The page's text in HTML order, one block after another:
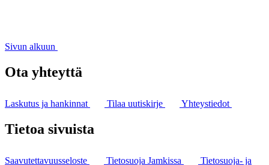
Sivun alkuun
Ota yhteyttä
Laskutus ja hankinnat Tilaa uutiskirje Yhteystiedot
Tietoa sivuista
Saavutettavuusseloste Tietosuoja Jamkissa
Tietosuoja- ja